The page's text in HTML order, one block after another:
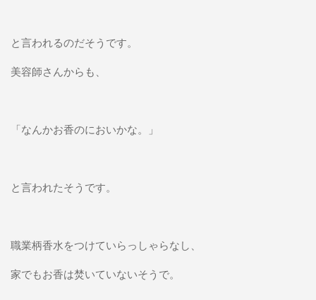
と言われるのだそうです。
美容師さんからも、
「なんかお香のにおいかな。」
と言われたそうです。
職業柄香水をつけていらっしゃらなし、
家でもお香は焚いていないそうで。